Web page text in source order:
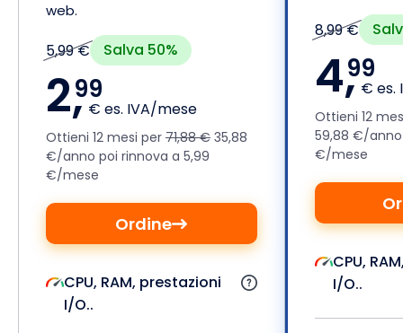
web.
5,99 € Salva 50%
2,99
€ es. IVA/mese
Ottieni 12 mesi per 71,88 € 35,88
€/anno poi rinnova a 5,99
€/mese
Ordine
CPU, RAM, prestazioni
I/O..
8,99 €
4,99
€ es.
Ottieni 12
59,88 €/
€/mese
CPU,
I/O..